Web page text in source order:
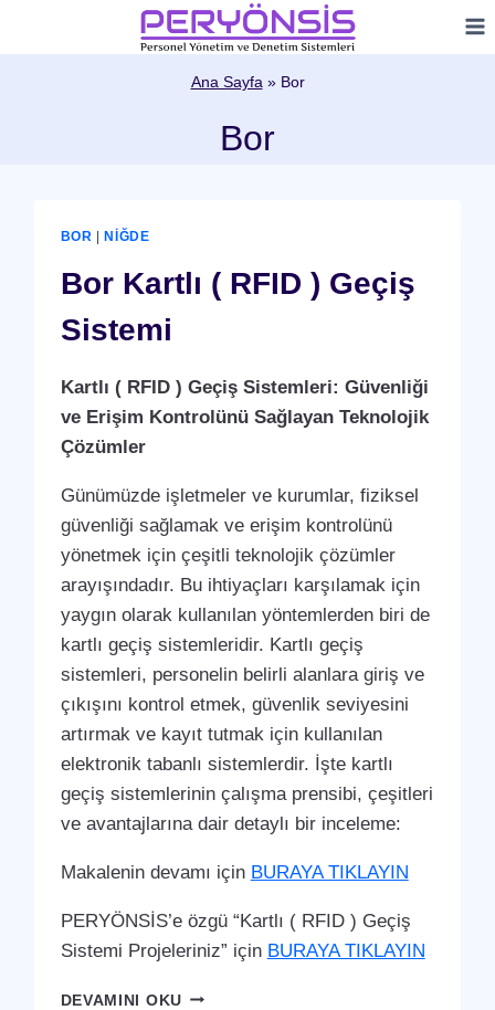
Ana Sayfa» Bor
Bor
BOR |NIĞDE
Bor Kartlı ( RFID ) Geçiş
Sistemi
Kartlı ( RFID ) Geçiş Sistemleri: Güvenliği
ve Erişim Kontrolünü Sağlayan Teknolojik
Çözümler
Günümüzde işletmeler ve kurumlar, fiziksel
güvenliği sağlamak ve erişim kontrolünü
yönetmek için çeşitli teknolojik çözümler
arayışındadır. Bu ihtiyaçları karşılamak için
yaygın olarak kullanılan yöntemlerden biri de
kartlı geçiş sistemleridir. Kartlı geçiş
sistemleri, personelin belirli alanlara giriş ve
çıkışını kontrol etmek, güvenlik seviyesini
artırmak ve kayıt tutmak için kullanılan
elektronik tabanlı sistemlerdir. İşte kartlı
geçiş sistemlerinin çalışma prensibi, çeşitleri
ve avantajlarına dair detaylı bir inceleme:
Makalenin devamı için BURAYA TIKLAYIN
PERYÖNSİS’e özgü “Kartlı ( RFID ) Geçiş
Sistemi Projeleriniz” için BURAYA TIKLAYIN
DEVAMINI OKUBOR